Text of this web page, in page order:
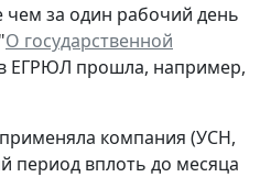
чем за один рабочий день
О государственной
ЕГРЮЛ прошла, например,
компания (УСН,
период вплоть до месяца